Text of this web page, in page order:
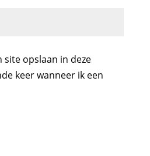
site opslaan in deze
keer wanneer ik een